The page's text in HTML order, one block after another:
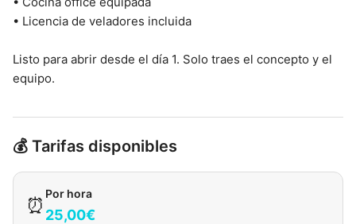
• Licencia de veladores incluida
Listo para abrir desde el día 1. Solo traes el concepto y el
equipo.
💰 Tarifas disponibles
⏰
Por hora
25,00€